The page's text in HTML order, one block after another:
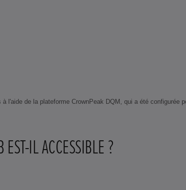
l'aide de la plateforme CrownPeak DQM, qui a été
IL ACCESSIBLE ?